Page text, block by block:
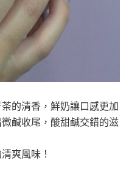
的清香，鮮奶讓口感更加
鹹收尾，酸甜鹹交錯的滋
爽風味！